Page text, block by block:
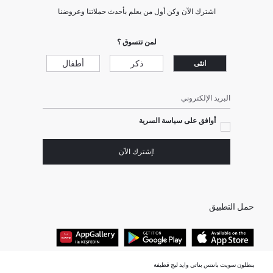
بنطلون سويت بانتس بناتي وايد ليج قطيفة
اشترك الآن وكن أول من يعلم بأحدث حملاتنا وعروضنا
لمن تتسوق ؟
انثى ذكر أطفال
البريد الإلكتروني
أوافق على سياسة السرية
!إشترك الآن
حمل التطبيق